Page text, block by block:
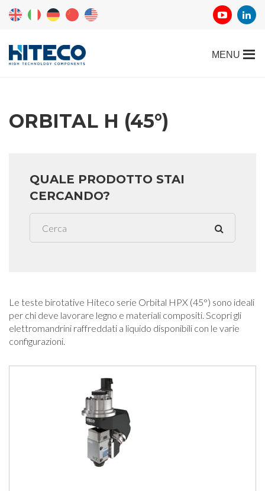
ORBITAL H (45°)
QUALE PRODOTTO STAI
CERCANDO?
Le teste birotative Hiteco serie Orbital HPX (45°) sono ideali
per chi deve lavorare legno e materiali compositi. Scopri gli
elettromandrini raffreddati a liquido disponibili con le varie
configurazioni.